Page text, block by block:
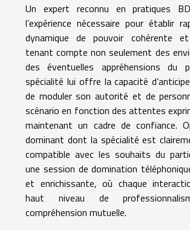
Un expert reconnu en pratiques
l’expérience nécessaire pour établir
dynamique de pouvoir cohérente
tenant compte non seulement des
des éventuelles appréhensions du
spécialité lui offre la capacité
de moduler son autorité et de
scénario en fonction des attentes
maintenant un cadre de confiance.
dominant dont la spécialité est
compatible avec les souhaits du
une session de domination
et enrichissante, où chaque
haut niveau de
compréhension mutuelle.